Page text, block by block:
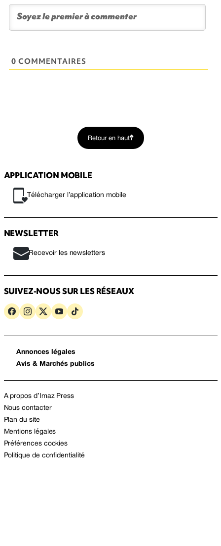
0 COMMENTAIRES
Retour en haut
APPLICATION MOBILE
Télécharger l’application mobile
NEWSLETTER
Recevoir les newsletters
SUIVEZ-NOUS SUR LES RÉSEAUX
Annonces légales
Avis & Marchés publics
A propos d’Imaz Press
Nous contacter
Plan du site
Mentions légales
Préférences cookies
Politique de confidentialité